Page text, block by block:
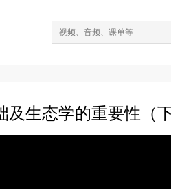
及生态学的重要性（下